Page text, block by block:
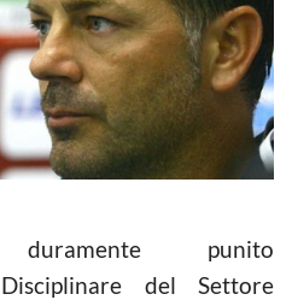
punito
del Settore